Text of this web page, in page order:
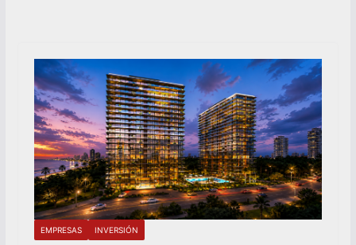
EMPRESAS INVERSIÓN